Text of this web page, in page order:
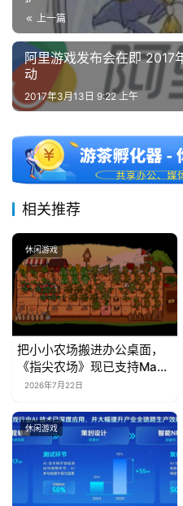
上一篇
阿里游戏发布会在即 2017
动
2017年3月13日 9:22 上午
相关推荐
休闲游戏
把小小农场搬进办公桌面，
《指尖农场》现已支持Mac
系统！
2026年7月22日
休闲游戏